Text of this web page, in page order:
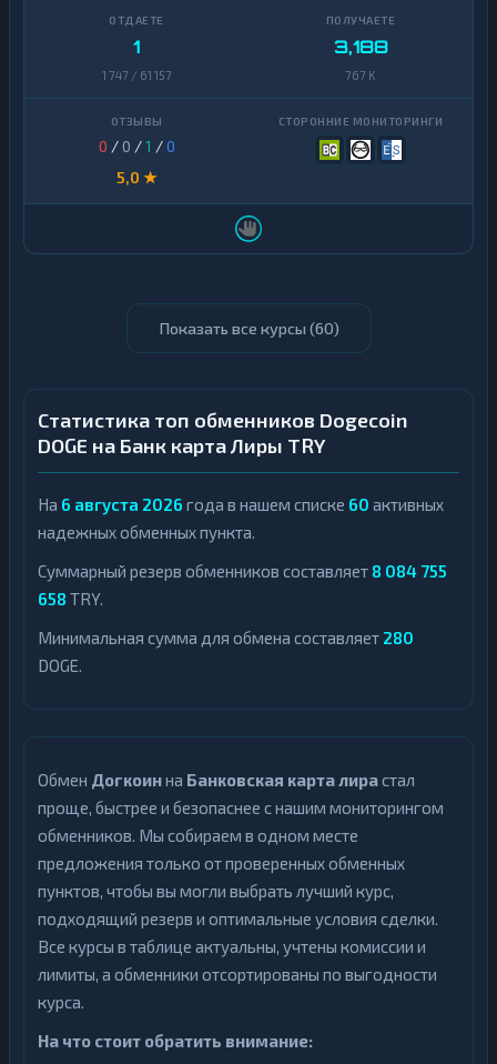
1
1 747 / 61 157
3,188
767 K
0 / 0 /1 /0
5,0 ★
Показать все курсы (60)
Статистика топ обменников Dogecoin
DOGE на Банк карта Лиры TRY
На 6 августа 2026 года в нашем списке 60 активных
надежных обменных пункта.
Суммарный резерв обменников составляет 8 084 755
658 TRY.
Минимальная сумма для обмена составляет 280
DOGE.
Обмен Догкоинна Банковская карта лирастал
проще, быстрее и безопаснее с нашим мониторингом
обменников. Мы собираем в одном месте
предложения только от проверенных обменных
пунктов, чтобы вы могли выбрать лучший курс,
подходящий резерв и оптимальные условия сделки.
Все курсы в таблице актуальны, учтены комиссии и
лимиты, а обменники отсортированы по выгодности
курса.
На что стоит обратить внимание: